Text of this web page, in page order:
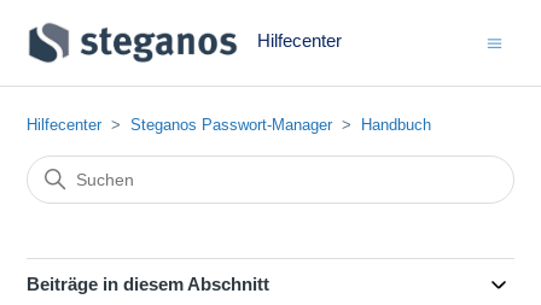
Hilfecenter
Hilfecenter Steganos Passwort-Manager Handbuch
Beiträge in diesem Abschnitt